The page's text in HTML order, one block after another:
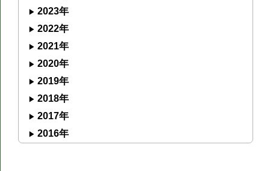
2023年
2022年
2021年
2020年
2019年
2018年
2017年
2016年